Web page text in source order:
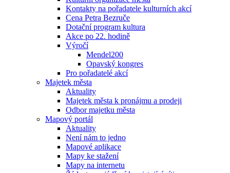
Kontakty na pořadatele kulturních akcí
Cena Petra Bezruče
Dotační program kultura
Akce po 22. hodině
Výročí
Mendel200
Opavský kongres
Pro pořadatelé akcí
Majetek města
Aktuality
Majetek města k pronájmu a prodeji
Odbor majetku města
Mapový portál
Aktuality
Není nám to jedno
Mapové aplikace
Mapy ke stažení
Mapy na internetu